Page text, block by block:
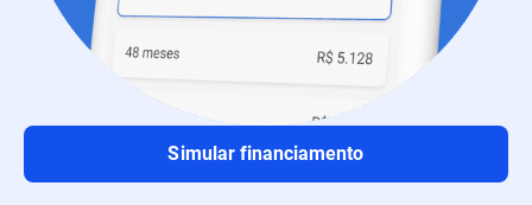
Simular financiamento